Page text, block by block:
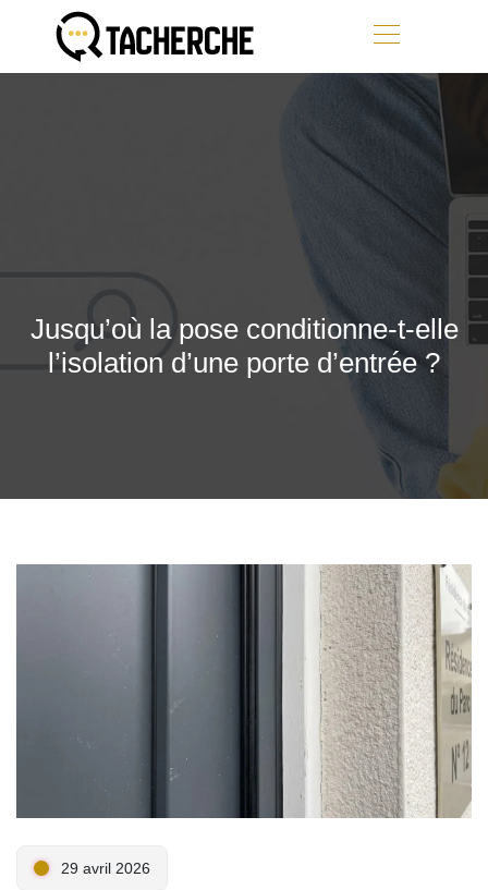
Jusqu’où la pose conditionne-t-elle
l’isolation d’une porte d’entrée ?
29 avril 2026